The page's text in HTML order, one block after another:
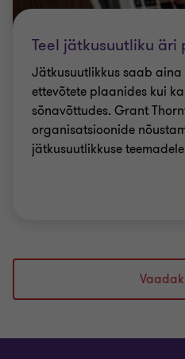
Teel jätkusuutliku äri
Jätkusuutlikkus saab
ettevõtete plaanides kui
sõnavõttudes. Grant
organisatsioonide
jätkusuutlikkuse